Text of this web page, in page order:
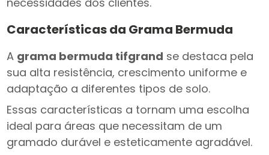
Características da Grama Bermuda
A grama bermuda tifgrand se destaca pela
sua alta resistência, crescimento uniforme e
adaptação a diferentes tipos de solo.
Essas características a tornam uma escolha
ideal para áreas que necessitam de um
gramado durável e esteticamente agradável.